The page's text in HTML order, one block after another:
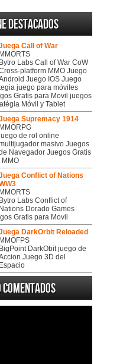
destacados
Call of War
MMORTS
Bytro Labs Call of War CoW
platform MMO Juego
Juego IOS Juego
juego para móviles
Gratis para Movil juegos
Móvil y Tablet
Supremacy 1914
MMORPG
de rol online
masivo Juegos
Navegador Juegos Gratis
Conflict of Nations
MMORTS
Bytro Labs Conflict of
Nations Dorado Games
Gratis para Movil
DarkOrbit Reloaded
MMOFPS
BigPoint DarkObit juego de
Juego 3D del
Espacio
Comentados